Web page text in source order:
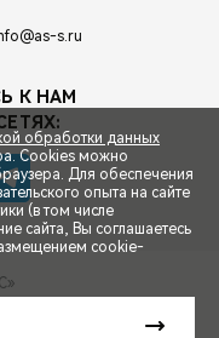
s.ru
К НАМ
обработки данных
Cookies можно
Для обеспечения
опыта на сайте
(в том числе
сайта, Вы соглашаетесь
cookie-